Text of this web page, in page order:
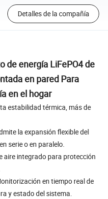
Detalles de la compañía
de energía LiFePO4 de
en pared Para
en el hogar
estabilidad térmica, más de
la expansión flexible del
serie o en paralelo.
aire integrado para protección
en tiempo real de
y estado del sistema.